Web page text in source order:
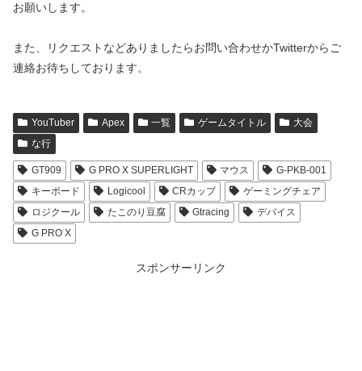
お願いします。
また、リクエストなどありましたらお問い合わせかTwitterからご
連絡お待ちしております。
YouTuber Apex 一覧 ゲームタイトル
大会
な行
GT909 G PRO X SUPERLIGHT マウス
G-PKB-001
キーボード
Logicool CRカップ
ゲーミングチェア
ロジクール
たこのり豆腐 Gtracing
デバイス
G PRO X
スポンサーリンク